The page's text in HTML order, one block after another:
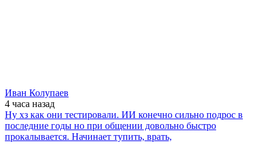
Иван Колупаев
4 часа назад
Ну хз как они тестировали. ИИ конечно сильно подрос в
последние годы но при общении довольно быстро
прокалывается. Начинает тупить, врать,